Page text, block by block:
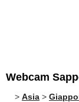
Webcam
> Asia >